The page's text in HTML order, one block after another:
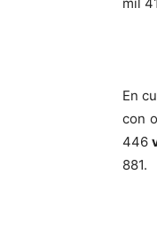
En
con
446
881.